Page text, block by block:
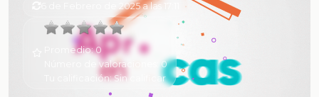
6 de Febrero de 2025 a las 17:11
Promedio:0
Número de valoraciones:0
Tu calificación:Sin calificar